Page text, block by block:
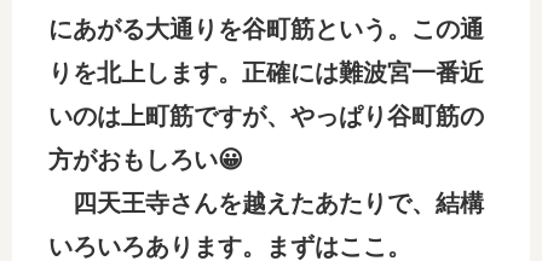
にあがる大通りを谷町筋という。この通
りを北上します。正確には難波宮一番近
いのは上町筋ですが、やっぱり谷町筋の
方がおもしろい😀
四天王寺さんを越えたあたりで、結構
いろいろあります。まずはここ。